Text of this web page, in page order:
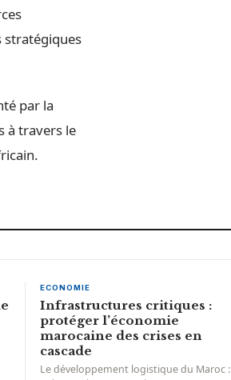
stratégiques
par la
à travers le
ECONOMIE
Infrastructures critiques :
protéger l’économie
marocaine des crises en
cascade
Le développement logistique du Maroc :